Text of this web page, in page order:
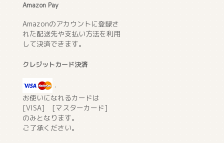
Amazon Pay
Amazonのアカウントに登録さ
れた配送先や支払い方法を利用
して決済できます。
クレジットカード決済
.
お使いになれるカードは
[VISA] [マスターカード]
のみとなります。
ご了承ください。